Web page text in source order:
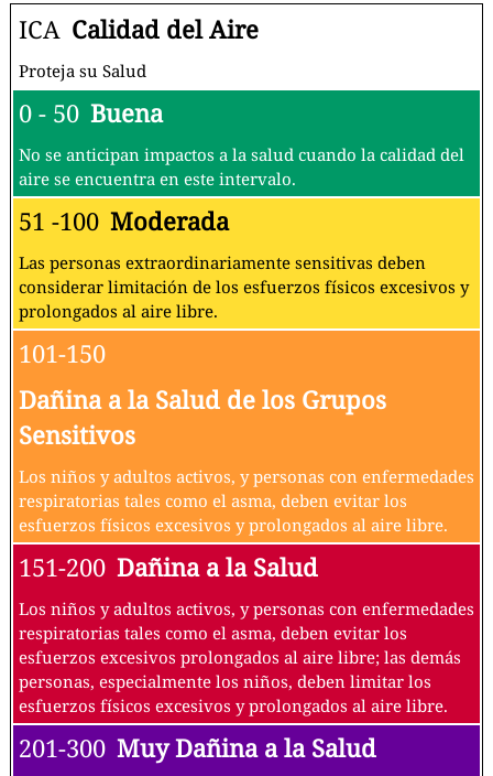
ICA Calidad del Aire
Proteja su Salud
0 - 50 Buena
No se anticipan impactos a la salud cuando la calidad del
aire se encuentra en este intervalo.
51 -100 Moderada
Las personas extraordinariamente sensitivas deben
considerar limitación de los esfuerzos físicos excesivos y
prolongados al aire libre.
101-150
Dañina a la Salud de los Grupos
Sensitivos
Los niños y adultos activos, y personas con enfermedades
respiratorias tales como el asma, deben evitar los
esfuerzos físicos excesivos y prolongados al aire libre.
151-200 Dañina a la Salud
Los niños y adultos activos, y personas con enfermedades
respiratorias tales como el asma, deben evitar los
esfuerzos excesivos prolongados al aire libre; las demás
personas, especialmente los niños, deben limitar los
esfuerzos físicos excesivos y prolongados al aire libre.
201-300 Muy Dañina a la Salud